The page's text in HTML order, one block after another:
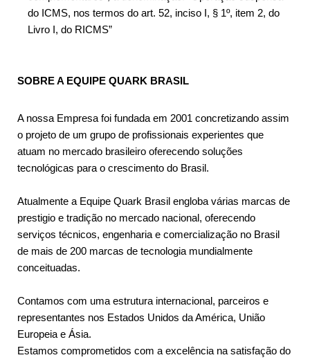
do ICMS, nos termos do art. 52, inciso I, § 1º, item 2, do
Livro I, do RICMS”
SOBRE A EQUIPE QUARK BRASIL
A nossa Empresa foi fundada em 2001 concretizando assim
o projeto de um grupo de profissionais experientes que
atuam no mercado brasileiro oferecendo soluções
tecnológicas para o crescimento do Brasil.
Atualmente a Equipe Quark Brasil engloba várias marcas de
prestigio e tradição no mercado nacional, oferecendo
serviços técnicos, engenharia e comercialização no Brasil
de mais de 200 marcas de tecnologia mundialmente
conceituadas.
Contamos com uma estrutura internacional, parceiros e
representantes nos Estados Unidos da América, União
Europeia e Ásia.
Estamos comprometidos com a excelência na satisfação do